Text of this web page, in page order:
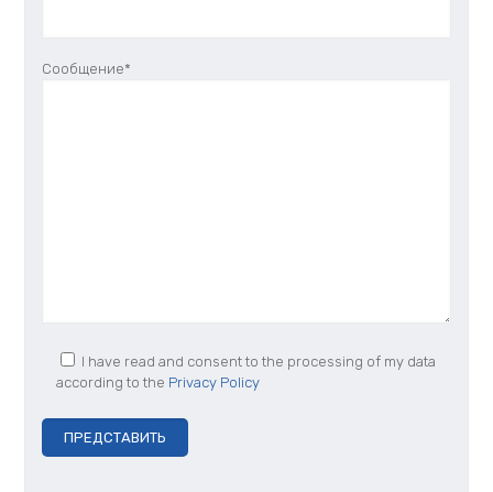
Сообщение*
I have read and consent to the processing of my data
according to the Privacy Policy